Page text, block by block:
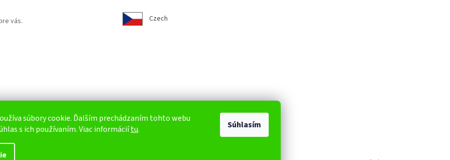
súbory cookie. Ďalším prechádzaním tohto webu
s ich používaním. Viac informáciítu. Súhlasím
vás.
Czech